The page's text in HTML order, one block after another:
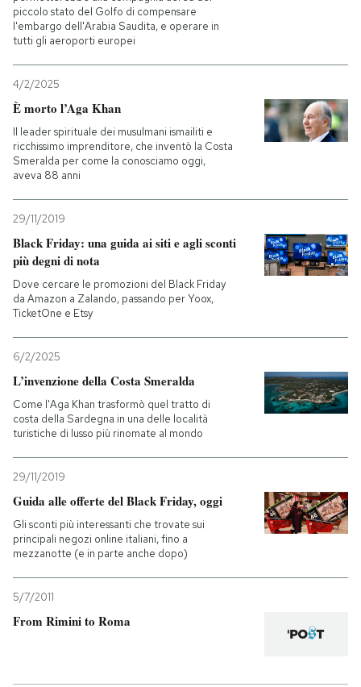
piccolo stato del Golfo di compensare
l'embargo dell'Arabia Saudita, e operare in
tutti gli aeroporti europei
4/2/2025
È morto l’Aga Khan
Il leader spirituale dei musulmani ismailiti e
ricchissimo imprenditore, che inventò la Costa
Smeralda per come la conosciamo oggi,
aveva 88 anni
29/11/2019
Black Friday: una guida ai siti e agli sconti
più degni di nota
Dove cercare le promozioni del Black Friday
da Amazon a Zalando, passando per Yoox,
TicketOne e Etsy
6/2/2025
L’invenzione della Costa Smeralda
Come l'Aga Khan trasformò quel tratto di
costa della Sardegna in una delle località
turistiche di lusso più rinomate al mondo
29/11/2019
Guida alle offerte del Black Friday, oggi
Gli sconti più interessanti che trovate sui
principali negozi online italiani, fino a
mezzanotte (e in parte anche dopo)
5/7/2011
From Rimini to Roma